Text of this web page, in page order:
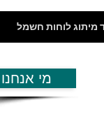
מיתוג לוחות חשמל
מי אנחנו